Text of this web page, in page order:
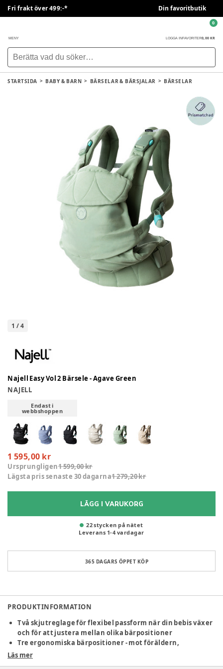
Fri frakt över 499:-* Din favoritbutik
MENY LOGGA IN FAVORITER0,00 KR
0
STARTSIDA BABY & BARN BÄRSELAR & BÄRSJALAR BÄRSELAR
1 /4
Najell Easy Vol 2 Bärsele - Agave Green
NAJELL
Endast i
webbshoppen
1 595,00 kr
Ursprungligen1 599,00 kr
Lägsta pris senaste 30 dagarna1 279,20 kr
LÄGG I VARUKORG
22 stycken på nätet
Leverans 1-4 vardagar
365 DAGARS ÖPPET KÖP
PRODUKTINFORMATION
Två skjutreglage för flexibel passform när din bebis växer
och för att justera mellan olika bärpositioner
Tre ergonomiska bärpositioner - mot föräldern,
framåtvänd och på ryggen
Läs mer